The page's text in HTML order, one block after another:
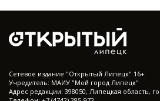
Cетевое издание "Открытый Липецк" 16+
Учредитель: МАИУ "Мой город Липецк"
Адрес редакции: 398050, Липецкая область,